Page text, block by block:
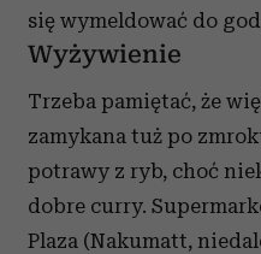
się wymeldować do
Wyżywienie
Trzeba pamiętać, że
zamykana tuż po
potrawy z ryb, choć
dobre curry.
Plaza (Nakumatt,